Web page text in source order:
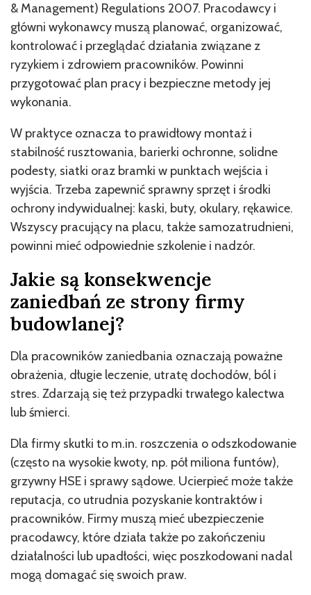
& Management) Regulations 2007. Pracodawcy i
główni wykonawcy muszą planować, organizować,
kontrolować i przeglądać działania związane z
ryzykiem i zdrowiem pracowników. Powinni
przygotować plan pracy i bezpieczne metody jej
wykonania.
W praktyce oznacza to prawidłowy montaż i
stabilność rusztowania, barierki ochronne, solidne
podesty, siatki oraz bramki w punktach wejścia i
wyjścia. Trzeba zapewnić sprawny sprzęt i środki
ochrony indywidualnej: kaski, buty, okulary, rękawice.
Wszyscy pracujący na placu, także samozatrudnieni,
powinni mieć odpowiednie szkolenie i nadzór.
Jakie są konsekwencje
zaniedbań ze strony firmy
budowlanej?
Dla pracowników zaniedbania oznaczają poważne
obrażenia, długie leczenie, utratę dochodów, ból i
stres. Zdarzają się też przypadki trwałego kalectwa
lub śmierci.
Dla firmy skutki to m.in. roszczenia o odszkodowanie
(często na wysokie kwoty, np. pół miliona funtów),
grzywny HSE i sprawy sądowe. Ucierpieć może także
reputacja, co utrudnia pozyskanie kontraktów i
pracowników. Firmy muszą mieć ubezpieczenie
pracodawcy, które działa także po zakończeniu
działalności lub upadłości, więc poszkodowani nadal
mogą domagać się swoich praw.